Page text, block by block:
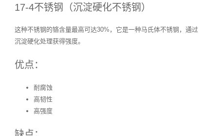
17-4不锈钢（沉淀硬化不锈钢）
这种不锈钢的铬含量最高可达30%，它是一种马氏体不锈钢，通过
沉淀硬化处理获得强度。
优点：
耐腐蚀
高韧性
高强度
缺点：